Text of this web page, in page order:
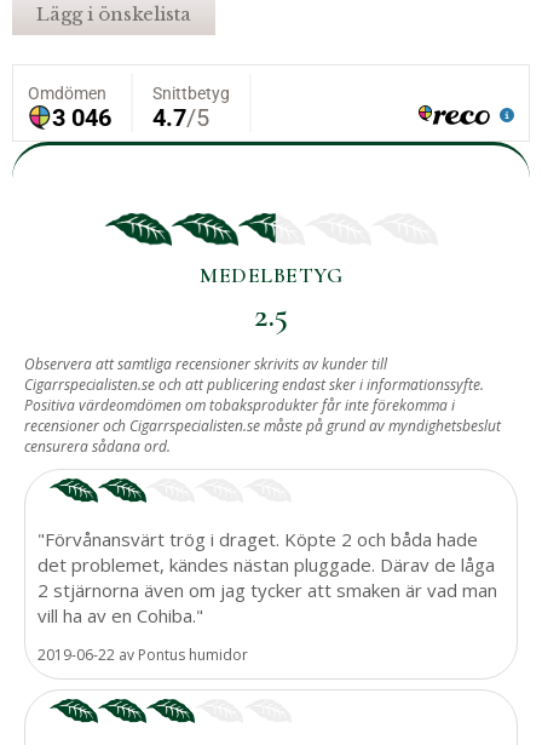
Lägg i önskelista
MEDELBETYG
2.5
BASERAT PÅ
2
Observera att samtliga recensioner skrivits av kunder till
Cigarrspecialisten.se och att publicering endast sker i informationssyfte.
Positiva värdeomdömen om tobaksprodukter får inte förekomma i
recensioner och Cigarrspecialisten.se måste på grund av myndighetsbeslut
censurera sådana ord.
"Förvånansvärt trög i draget. Köpte 2 och båda hade
det problemet, kändes nästan pluggade. Därav de låga
2 stjärnorna även om jag tycker att smaken är vad man
vill ha av en Cohiba."
2019-06-22 av Pontus humidor